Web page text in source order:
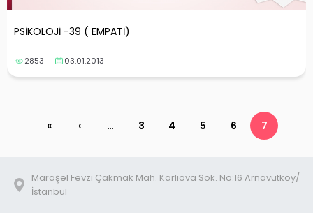
PSİKOLOJİ -39 ( EMPATİ)
2853 03.01.2013
« ‹ … 3 4 5 6 7
Maraşel Fevzi Çakmak Mah. Karlıova Sok. No:16 Arnavutköy/
İstanbul